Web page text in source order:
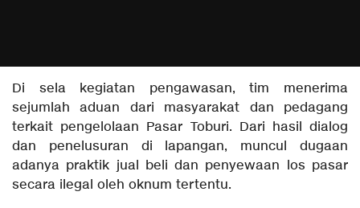
Di sela kegiatan pengawasan, tim menerima
sejumlah aduan dari masyarakat dan pedagang
terkait pengelolaan Pasar Toburi. Dari hasil dialog
dan penelusuran di lapangan, muncul dugaan
adanya praktik jual beli dan penyewaan los pasar
secara ilegal oleh oknum tertentu.